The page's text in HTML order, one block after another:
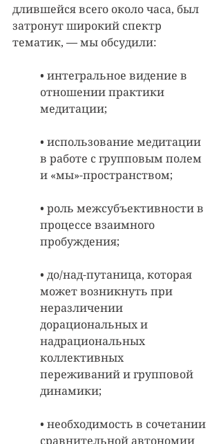
длившейся всего около часа, был
затронут широкий спектр
тематик, — мы обсудили:
• интегральное видение в
отношении практики
медитации;
• использование медитации
в работе с групповым полем
и «мы»-пространством;
• роль межсубъективности в
процессе взаимного
пробуждения;
• до/над-путаница, которая
может возникнуть при
неразличении
дорациональных и
надрациональных
коллективных
переживаний и групповой
динамики;
• необходимость в сочетании
сравнительной автономии